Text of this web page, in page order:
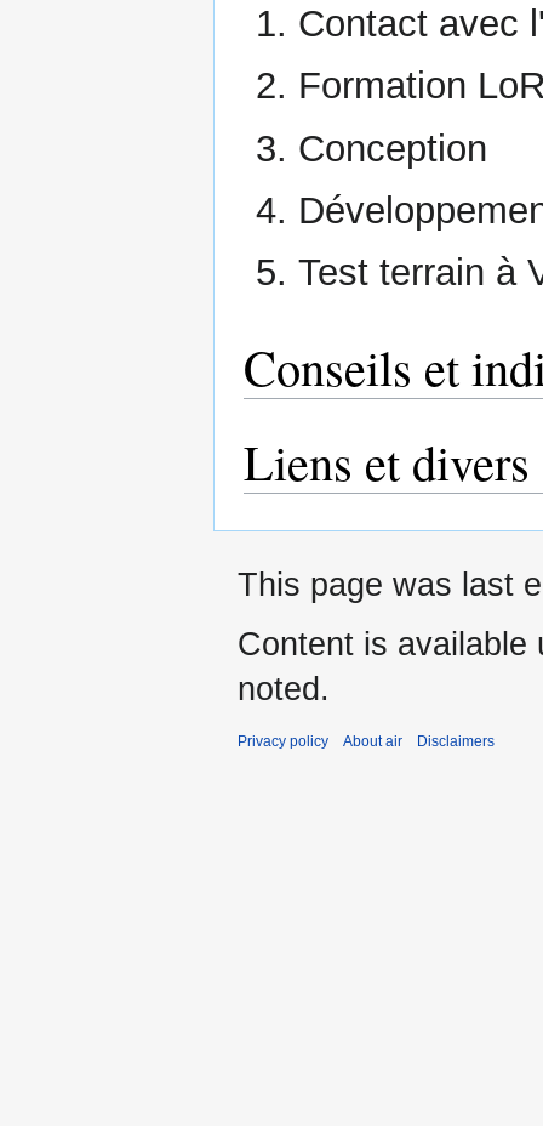
Contact avec
Formation
Conception
Test terrain à
Conseils et
Liens et divers
This page was last
Content is available
noted.
Privacy policy About air Disclaimers